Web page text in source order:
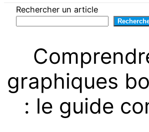
Rechercher un article
graphiques
: le guide